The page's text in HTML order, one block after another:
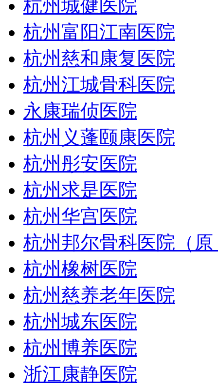
杭州城健医院
杭州富阳江南医院
杭州慈和康复医院
杭州江城骨科医院
永康瑞侦医院
杭州义蓬颐康医院
杭州彤安医院
杭州求是医院
杭州华宫医院
杭州邦尔骨科医院（
杭州橡树医院
杭州慈养老年医院
杭州城东医院
杭州博养医院
浙江康静医院